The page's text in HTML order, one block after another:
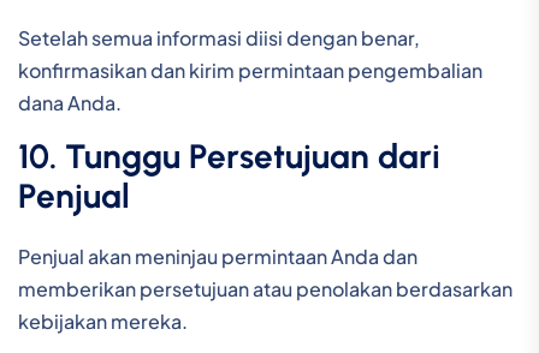
Setelah semua informasi diisi dengan benar,
konfirmasikan dan kirim permintaan pengembalian
dana Anda.
10. Tunggu Persetujuan dari
Penjual
Penjual akan meninjau permintaan Anda dan
memberikan persetujuan atau penolakan berdasarkan
kebijakan mereka.